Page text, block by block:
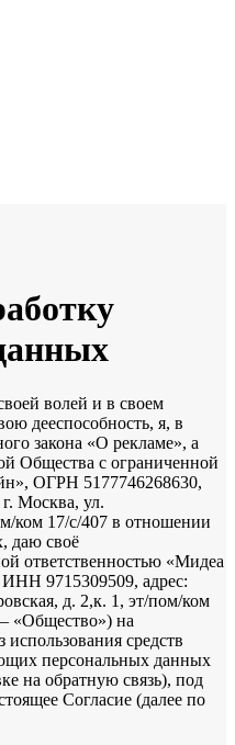
волей и в своем
дееспособность, я, в
закона «О рекламе», а
Общества с ограниченной
ОГРН 5177746268630,
Москва, ул.
ком 17/с/407 в отношении
даю своё
ответственностью «Мидеа
9715309509, адрес:
д. 2,к. 1, эт/пом/ком
«Общество») на
средств
персональных данных
на обратную связь), под
Согласие (далее по